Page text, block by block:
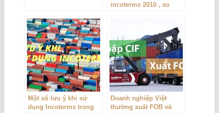
incoterms 2010 , so
Một số lưu ý khi sử
dụng Incoterms trong
Doanh nghiệp Việt
thường xuất FOB và